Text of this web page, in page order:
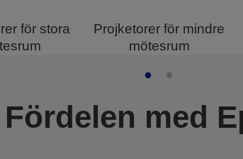
för stora
Projketorer för mindre
mötesrum
Fördelen med